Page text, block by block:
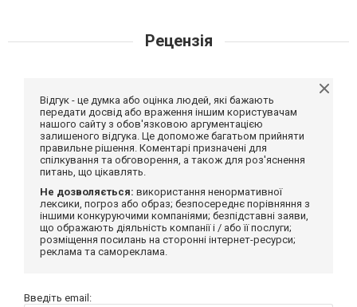
Рецензія
Відгук - це думка або оцінка людей, які бажають
передати досвід або враження іншим користувачам
нашого сайту з обов'язковою аргументацією
залишеного відгука. Це допоможе багатьом прийняти
правильне рішення. Коментарі призначені для
спілкування та обговорення, а також для роз'яснення
питань, що цікавлять.
Не дозволяється: використання ненормативної
лексики, погроз або образ; безпосереднє порівняння з
іншими конкуруючими компаніями; безпідставні заяви,
що ображають діяльність компанії і / або її послуги;
розміщення посилань на сторонні інтернет-ресурси;
реклама та самореклама.
Введіть email: